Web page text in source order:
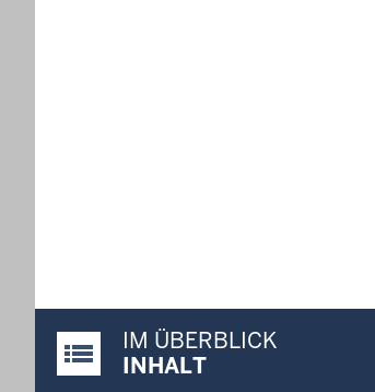
Justiz-Portal im Überblick:
IM ÜBERBLICK
INHALT